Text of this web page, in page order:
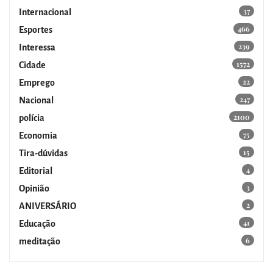
Internacional
37
Esportes
466
Interessa
239
Cidade
1572
Emprego
22
Nacional
247
polícia
2100
Economia
75
Tira-dúvidas
15
Editorial
4
Opinião
3
ANIVERSÁRIO
2
Educação
41
meditação
6